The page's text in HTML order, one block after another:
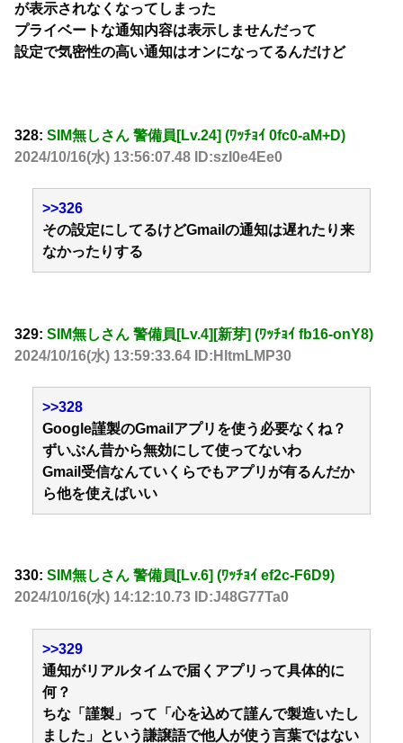
が表示されなくなってしまった
プライベートな通知内容は表示しませんだって
設定で気密性の高い通知はオンになってるんだけど
328: SIM無しさん 警備員[Lv.24] (ﾜｯﾁｮｲ 0fc0-aM+D)
2024/10/16(水) 13:56:07.48 ID:szI0e4Ee0
>>326
その設定にしてるけどGmailの通知は遅れたり来
なかったりする
329: SIM無しさん 警備員[Lv.4][新芽] (ﾜｯﾁｮｲ fb16-onY8)
2024/10/16(水) 13:59:33.64 ID:HltmLMP30
>>328
Google謹製のGmailアプリを使う必要なくね？
ずいぶん昔から無効にして使ってないわ
Gmail受信なんていくらでもアプリが有るんだか
ら他を使えばいい
330: SIM無しさん 警備員[Lv.6] (ﾜｯﾁｮｲ ef2c-F6D9)
2024/10/16(水) 14:12:10.73 ID:J48G77Ta0
>>329
通知がリアルタイムで届くアプリって具体的に
何？
ちな「謹製」って「心を込めて謹んで製造いたし
ました」という謙譲語で他人が使う言葉ではない